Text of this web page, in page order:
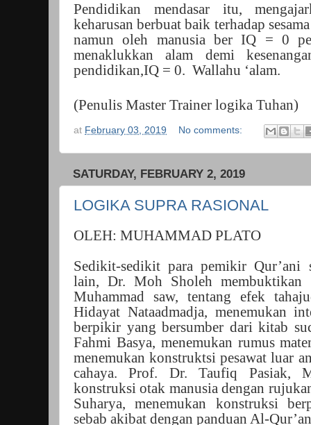
Pendidikan mendasar itu,
keharusan berbuat baik terhadap
namun oleh manusia ber IQ = 0
menaklukkan alam demi
pendidikan,IQ = 0. Wallahu ‘alam.
(Penulis Master Trainer logika Tuhan)
at February 03, 2019 No comments:
SATURDAY, FEBRUARY 2, 2019
LOGIKA SUPRA RASIONAL
OLEH: MUHAMMAD PLATO
Sedikit-sedikit para pemikir Qur’ani
lain, Dr. Moh Sholeh membuktikan
Muhammad saw, tentang efek
Hidayat Nataadmadja, menemukan
berpikir yang bersumber dari kitab
Fahmi Basya, menemukan rumus
menemukan konstruktsi pesawat luar
cahaya. Prof. Dr. Taufiq Pasiak,
konstruksi otak manusia dengan
Suharya, menemukan konstruksi
sebab akibat dengan panduan Al-